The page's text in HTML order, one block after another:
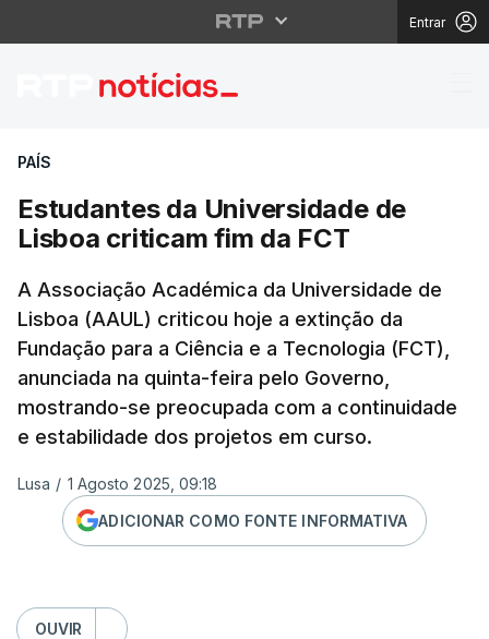
Entrar
Estudantes da
PAÍS
Estudantes da Universidade de
Lisboa criticam fim da FCT
A Associação Académica da Universidade de
Lisboa (AAUL) criticou hoje a extinção da
Fundação para a Ciência e a Tecnologia (FCT),
anunciada na quinta-feira pelo Governo,
mostrando-se preocupada com a continuidade
e estabilidade dos projetos em curso.
Lusa / 1 Agosto 2025, 09:18
ADICIONAR COMO FONTE INFORMATIVA
OUVIR